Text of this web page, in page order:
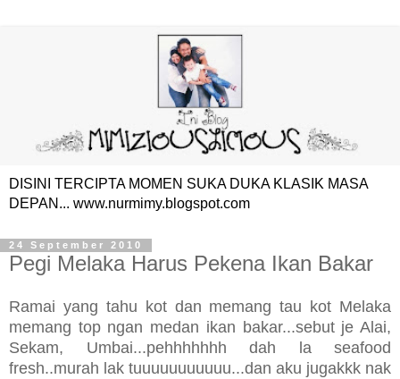
DISINI TERCIPTA MOMEN SUKA DUKA KLASIK MASA
DEPAN... www.nurmimy.blogspot.com
24 September 2010
Pegi Melaka Harus Pekena Ikan Bakar
Ramai yang tahu kot dan memang tau kot Melaka
memang top ngan medan ikan bakar...sebut je Alai,
Sekam, Umbai...pehhhhhhh dah la seafood
fresh..murah lak tuuuuuuuuuuu...dan aku jugakkk nak